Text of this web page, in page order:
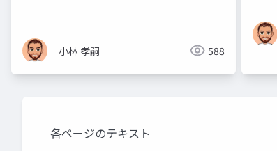
小林 孝嗣 588
各ページのテキスト